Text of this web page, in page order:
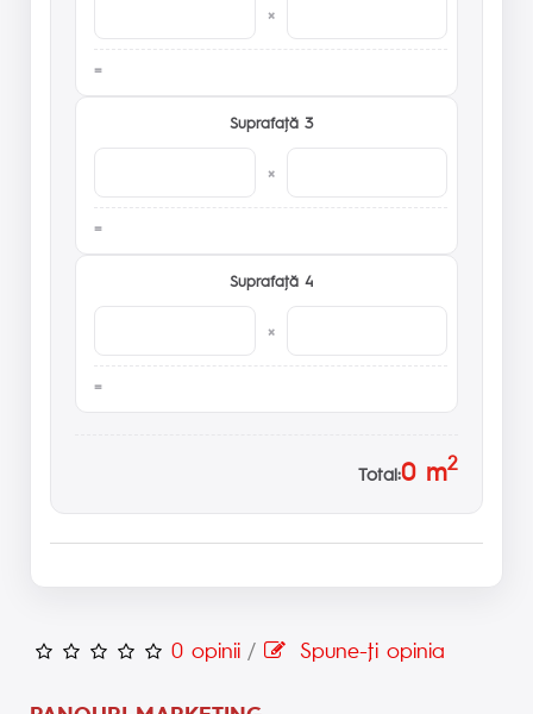
×
Suprafaţă 3
×
Suprafaţă 4
×
Total:0m2
0 opinii / Spune-ţi opinia